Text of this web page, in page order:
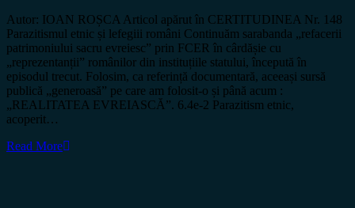
Autor: IOAN ROȘCA Articol apărut în CERTITUDINEA Nr. 148
Parazitismul etnic și lefegiii români Continuăm sarabanda „refacerii
patrimoniului sacru evreiesc” prin FCER în cârdășie cu
„reprezentanții” românilor din instituțiile statului, începută în
episodul trecut. Folosim, ca referință documentară, aceeași sursă
publică „generoasă” pe care am folosit-o și până acum :
„REALITATEA EVREIASCĂ”. 6.4e-2 Parazitism etnic,
acoperit…
Read More